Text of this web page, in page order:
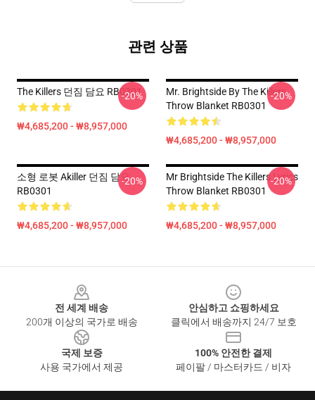
관련 상품
The Killers 던짐 담요 RB0301
₩4,685,200 - ₩8,957,000
-20%
Mr. Brightside By The Killers
Throw Blanket RB0301
₩4,685,200 - ₩8,957,000
-20%
소형 로봇 Akiller 던짐 담요
RB0301
₩4,685,200 - ₩8,957,000
-20%
Mr Brightside The Killers Lyrics
Throw Blanket RB0301
₩4,685,200 - ₩8,957,000
-20%
전 세계 배송
200개 이상의 국가로 배송
안심하고 쇼핑하세요
클릭에서 배송까지 24/7 보호
국제 보증
사용 국가에서 제공
100% 안전한 결제
페이팔 / 마스터카드 / 비자